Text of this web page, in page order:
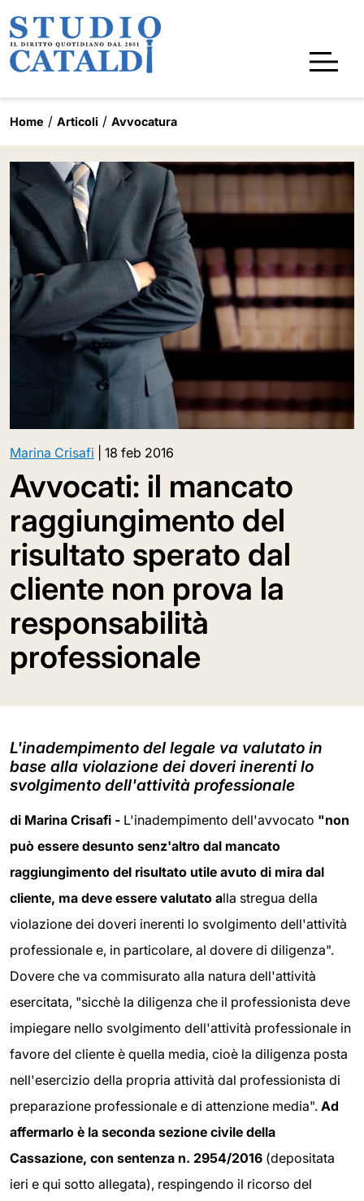
Home Articoli Avvocatura
Marina Crisafi 18 feb 2016
Avvocati: il mancato
raggiungimento del
risultato sperato dal
cliente non prova la
responsabilità
professionale
L'inadempimento del legale va valutato in
base alla violazione dei doveri inerenti lo
svolgimento dell'attività professionale
di Marina Crisafi - L'inadempimento dell'avvocato "non
può essere desunto senz'altro dal mancato
raggiungimento del risultato utile avuto di mira dal
cliente, ma deve essere valutato alla stregua della
violazione dei doveri inerenti lo svolgimento dell'attività
professionale e, in particolare, al dovere di diligenza".
Dovere che va commisurato alla natura dell'attività
esercitata, "sicchè la diligenza che il professionista deve
impiegare nello svolgimento dell'attività professionale in
favore del cliente è quella media, cioè la diligenza posta
nell'esercizio della propria attività dal professionista di
preparazione professionale e di attenzione media". Ad
affermarlo è la seconda sezione civile della
Cassazione, con sentenza n. 2954/2016 (depositata
ieri e qui sotto allegata), respingendo il ricorso del